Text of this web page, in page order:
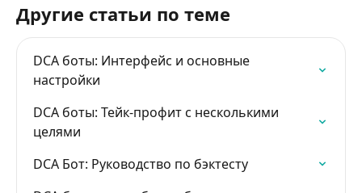
Другие статьи по теме
DCA боты: Интерфейс и основные
настройки
DCA боты: Тейк-профит с несколькими
целями
DCA Бот: Руководство по бэктесту